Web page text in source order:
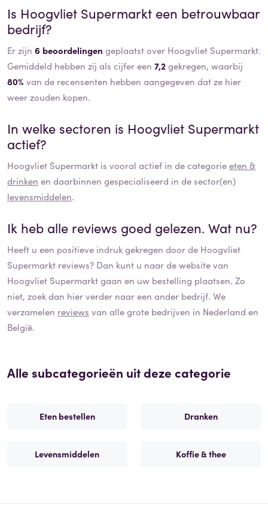
Is Hoogvliet Supermarkt een betrouwbaar
bedrijf?
Er zijn 6 beoordelingen geplaatst over Hoogvliet Supermarkt.
Gemiddeld hebben zij als cijfer een 7,2gekregen, waarbij
80% van de recensenten hebben aangegeven dat ze hier
weer zouden kopen.
In welke sectoren is Hoogvliet Supermarkt
actief?
Hoogvliet Supermarkt is vooral actief in de categorieeten &
drinken en daarbinnen gespecialiseerd in de sector(en)
levensmiddelen.
Ik heb alle reviews goed gelezen. Wat nu?
Heeft u een positieve indruk gekregen door de Hoogvliet
Supermarkt reviews? Dan kunt u naar de website van
Hoogvliet Supermarktgaan en uw bestelling plaatsen. Zo
niet, zoek dan hier verder naar een ander bedrijf. We
verzamelen reviews van alle grote bedrijven in Nederland en
België.
Alle subcategorieën uit deze categorie
Eten bestellen Dranken
Levensmiddelen Koffie & thee